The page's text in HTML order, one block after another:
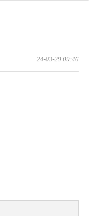
24-03-29 09:46